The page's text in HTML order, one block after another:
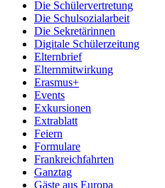
Die Schülervertretung
Die Schulsozialarbeit
Die Sekretärinnen
Digitale Schülerzeitung
Elternbrief
Elternmitwirkung
Erasmus+
Events
Exkursionen
Extrablatt
Feiern
Formulare
Frankreichfahrten
Ganztag
Gäste aus Europa